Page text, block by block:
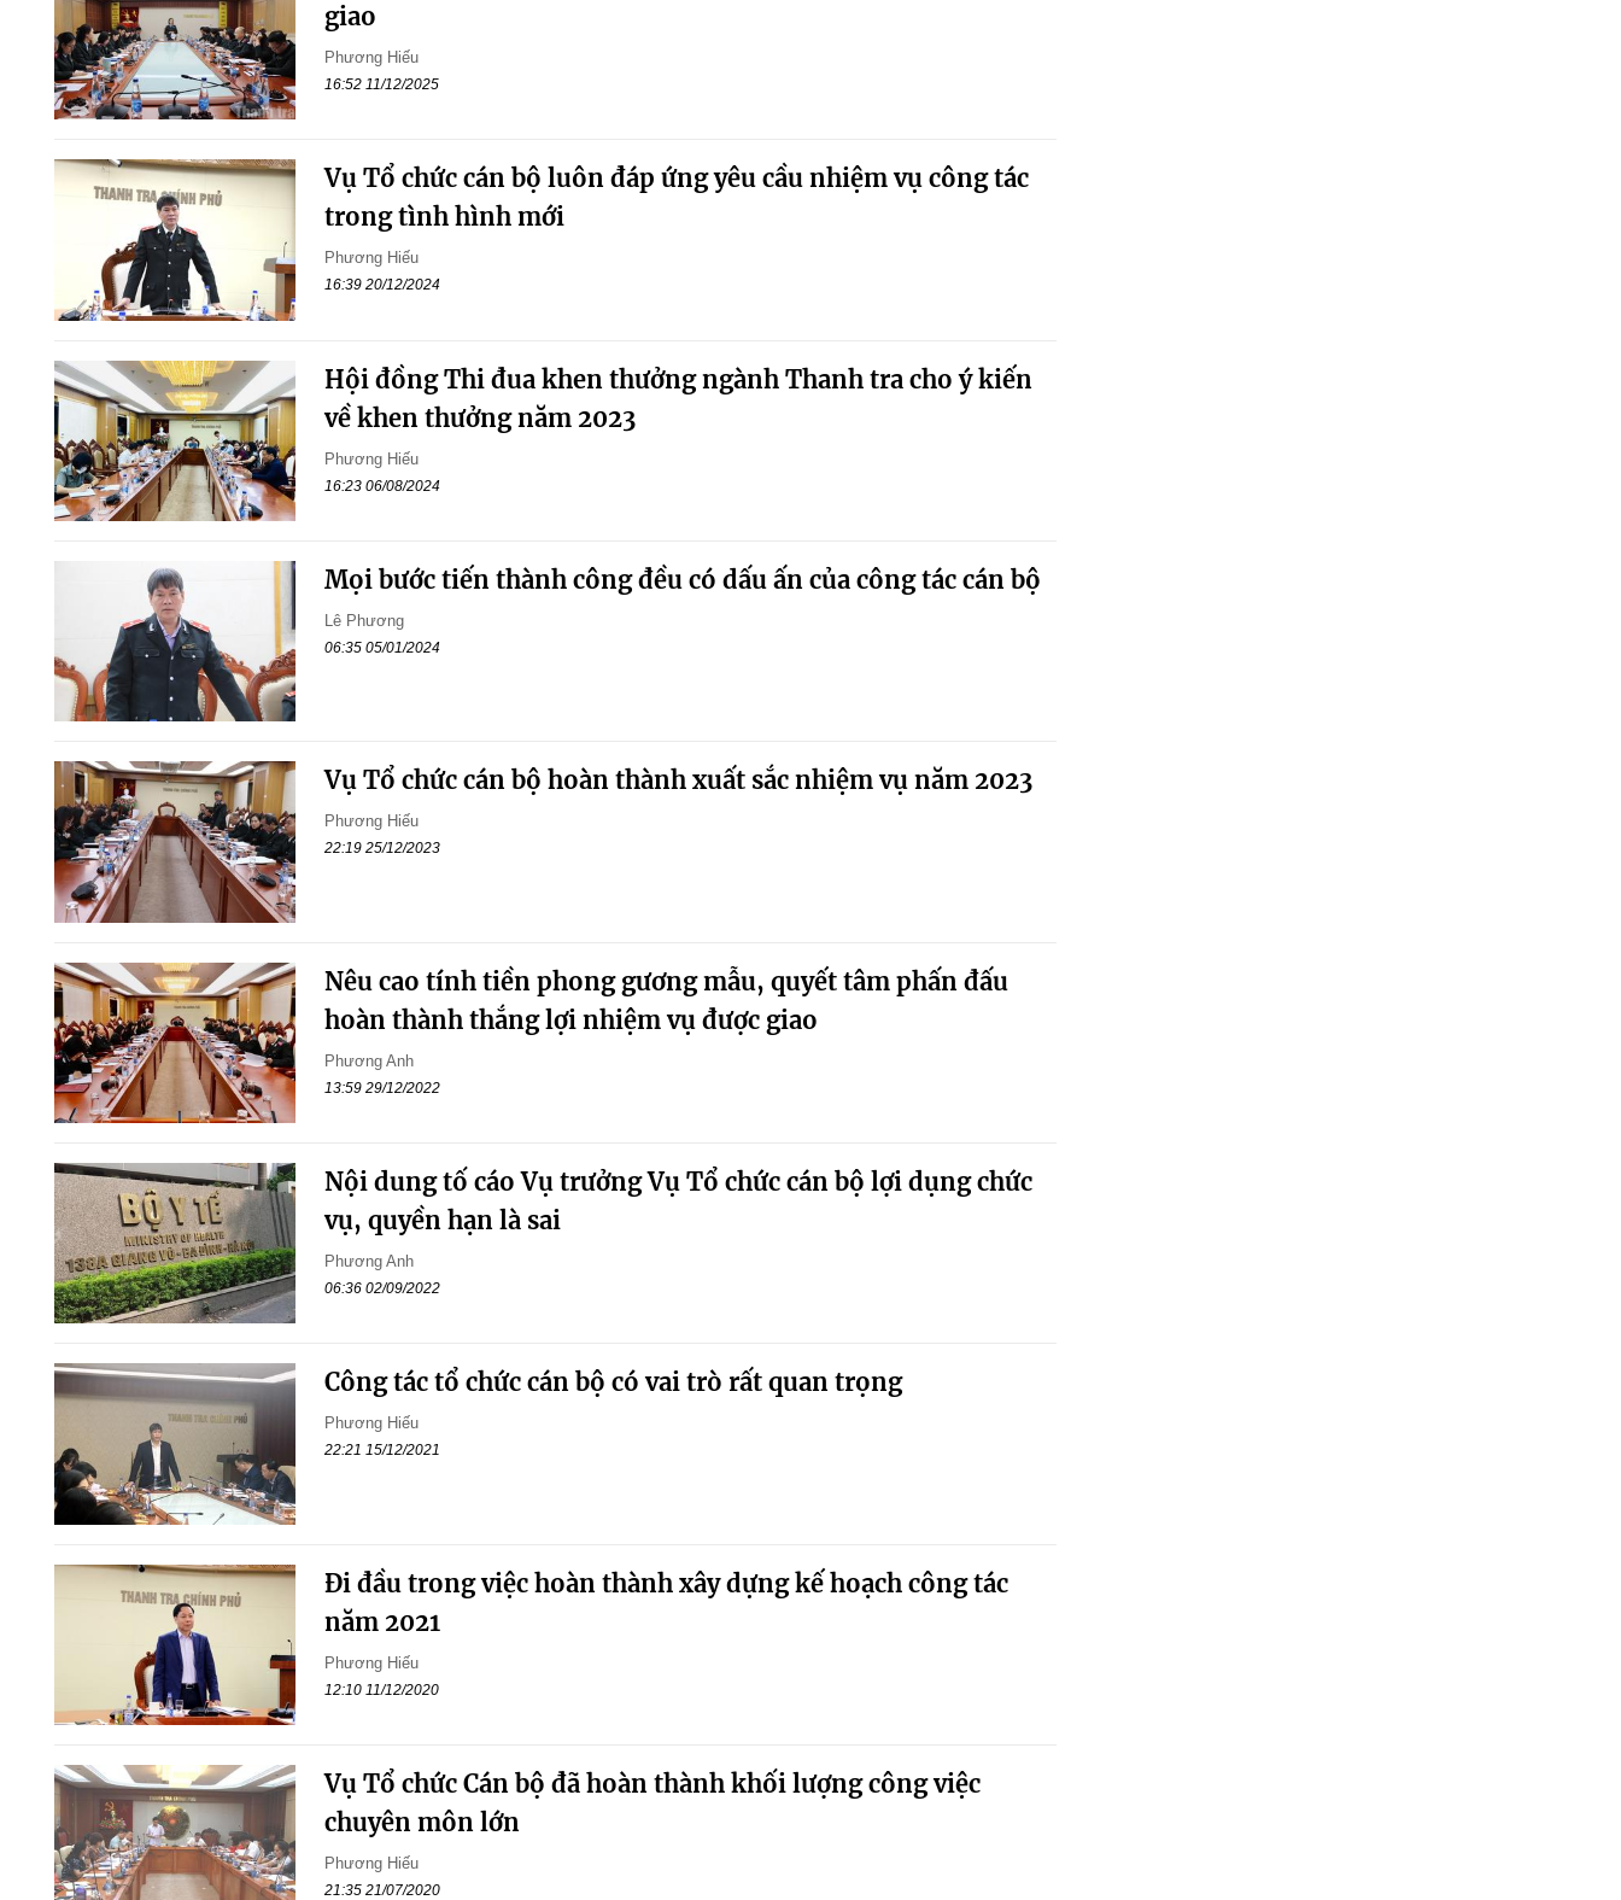
giao
Phương Hiếu
16:52 11/12/2025
Vụ Tổ chức cán bộ luôn đáp ứng yêu cầu nhiệm vụ công tác
trong tình hình mới
Phương Hiếu
16:39 20/12/2024
Hội đồng Thi đua khen thưởng ngành Thanh tra cho ý kiến
về khen thưởng năm 2023
Phương Hiếu
16:23 06/08/2024
Mọi bước tiến thành công đều có dấu ấn của công tác cán bộ
Lê Phương
06:35 05/01/2024
Vụ Tổ chức cán bộ hoàn thành xuất sắc nhiệm vụ năm 2023
Phương Hiếu
22:19 25/12/2023
Nêu cao tính tiền phong gương mẫu, quyết tâm phấn đấu
hoàn thành thắng lợi nhiệm vụ được giao
Phương Anh
13:59 29/12/2022
Nội dung tố cáo Vụ trưởng Vụ Tổ chức cán bộ lợi dụng chức
vụ, quyền hạn là sai
Phương Anh
06:36 02/09/2022
Công tác tổ chức cán bộ có vai trò rất quan trọng
Phương Hiếu
22:21 15/12/2021
Đi đầu trong việc hoàn thành xây dựng kế hoạch công tác
năm 2021
Phương Hiếu
12:10 11/12/2020
Vụ Tổ chức Cán bộ đã hoàn thành khối lượng công việc
chuyên môn lớn
Phương Hiếu
21:35 21/07/2020